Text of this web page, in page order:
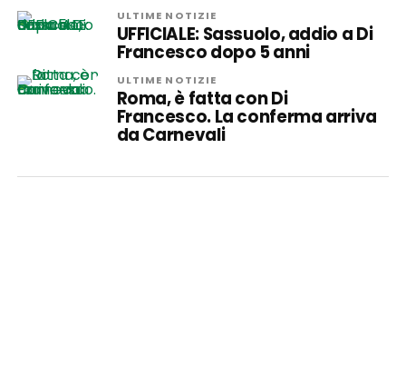
ULTIME NOTIZIE
UFFICIALE: Sassuolo, addio a Di
Francesco dopo 5 anni
ULTIME NOTIZIE
Roma, è fatta con Di
Francesco. La conferma arriva
da Carnevali